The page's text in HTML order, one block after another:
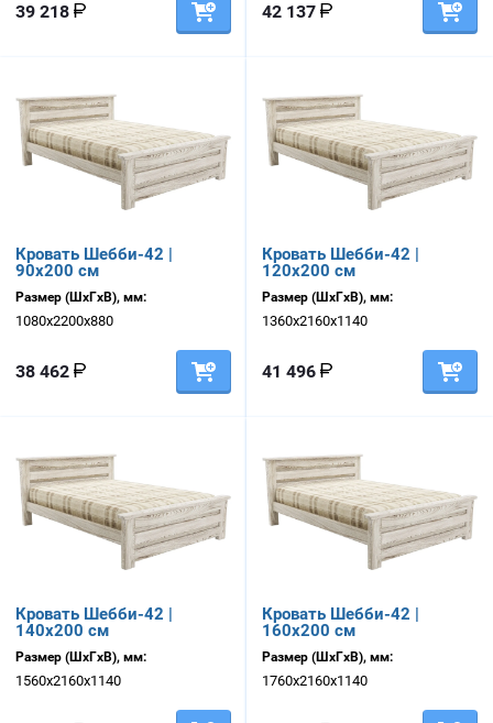
39 218 42 137
Кровать Шебби-42 |
90х200 см
Размер (ШхГхВ), мм:
1080х2200х880
38 462
Кровать Шебби-42 |
120х200 см
Размер (ШхГхВ), мм:
1360х2160х1140
41 496
Кровать Шебби-42 |
140х200 см
Размер (ШхГхВ), мм:
1560х2160х1140
Кровать Шебби-42 |
160х200 см
Размер (ШхГхВ), мм:
1760х2160х1140